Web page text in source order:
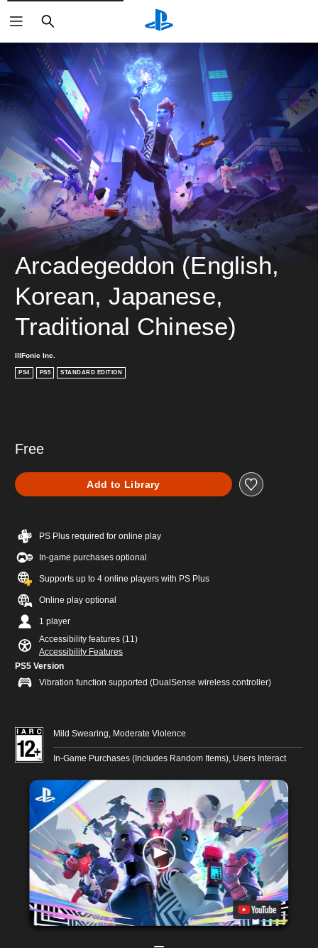
Arcadegeddon (English,
Korean, Japanese,
Traditional Chinese)
IllFonic Inc.
PS4 PS5 STANDARD EDITION
Free
Add to Library
PS Plus required for online play
In-game purchases optional
Supports up to 4 online players with PS Plus
Online play optional
1 player
Accessibility features (11)
Accessibility Features
PS5 Version
Vibration function supported (DualSense wireless controller)
Mild Swearing, Moderate Violence
In-Game Purchases (Includes Random Items), Users Interact